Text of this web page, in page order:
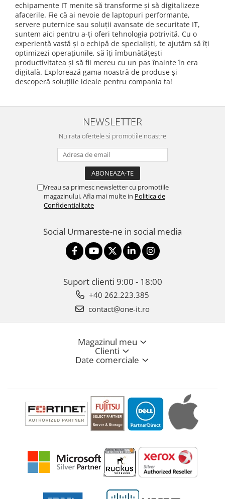
echipamente IT menite să transforme și să digitalizeze
afacerile. Fie că ai nevoie de laptopuri performante,
servere puternice sau soluții avansate de securitate IT,
suntem aici pentru a-ți oferi tehnologia potrivită. Cu o
experiență vastă și o echipă de specialiști, te ajutăm să îți
optimizezi operațiunile, să îți îmbunătățești
productivitatea și să fii mereu cu un pas înainte în era
digitală. Explorează gama noastră de produse și
descoperă soluțiile ideale pentru compania ta!
NEWSLETTER
Nu rata ofertele si promotiile noastre
Vreau sa primesc newsletter cu promotiile
magazinului. Afla mai multe in Politica de
Confidentialitate
Social Urmareste-ne in social media
Suport clienti 9:00 - 18:00
+40 262.223.385
contact@one-it.ro
Magazinul meu
Clienti
Date comerciale